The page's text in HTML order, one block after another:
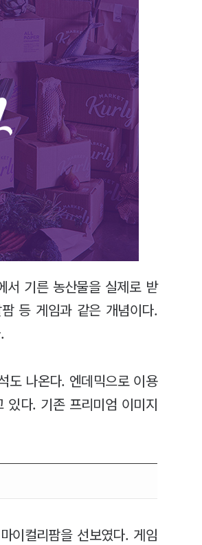
서 기른 농산물을 실제로 받
등 게임과 같은 개념이다.
도 나온다. 엔데믹으로 이용
있다. 기존 프리미엄 이미지
이컬리팜을 선보였다. 게임